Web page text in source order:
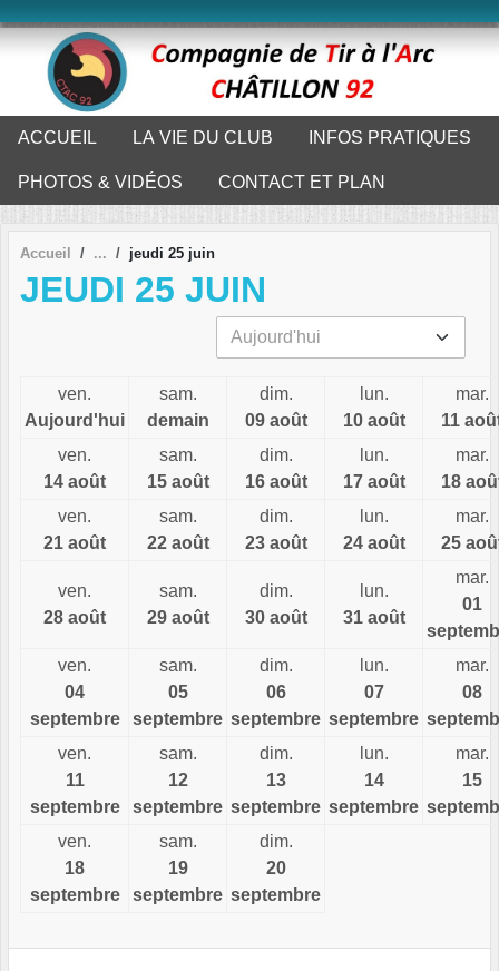
ACCUEIL LA VIE DU CLUB INFOS PRATIQUES
PHOTOS & VIDÉOS CONTACT ET PLAN
Accueil jeudi 25 juin
JEUDI 25 JUIN
ven.
Aujourd'hui
sam.
demain
dim.
09 août
lun.
10 août
mar.
11
ven.
14 août
sam.
15 août
dim.
16 août
lun.
17 août
mar.
18
ven.
21 août
sam.
22 août
dim.
23 août
lun.
24 août
mar.
25
ven.
28 août
sam.
29 août
dim.
30 août
lun.
31 août
mar.
01
ven.
04
septembre
sam.
05
septembre
dim.
06
septembre
lun.
07
septembre
mar.
08
ven.
11
septembre
sam.
12
septembre
dim.
13
septembre
lun.
14
septembre
mar.
15
ven.
18
septembre
sam.
19
septembre
dim.
20
septembre